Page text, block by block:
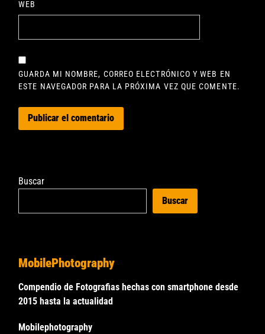
WEB
GUARDA MI NOMBRE, CORREO ELECTRÓNICO Y WEB EN
ESTE NAVEGADOR PARA LA PRÓXIMA VEZ QUE COMENTE.
Buscar
Buscar
MobilePhotography
Compendio de Fotografias hechas con smartphone desde
2015 hasta la actualidad
Mobilephotography